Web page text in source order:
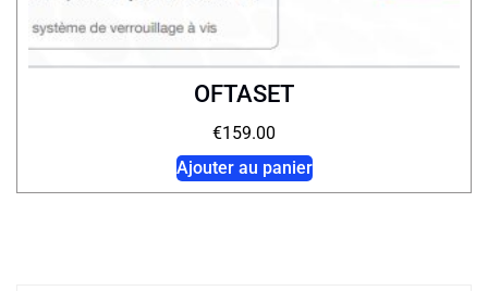
OFTASET
€159.00
Ajouter au panier